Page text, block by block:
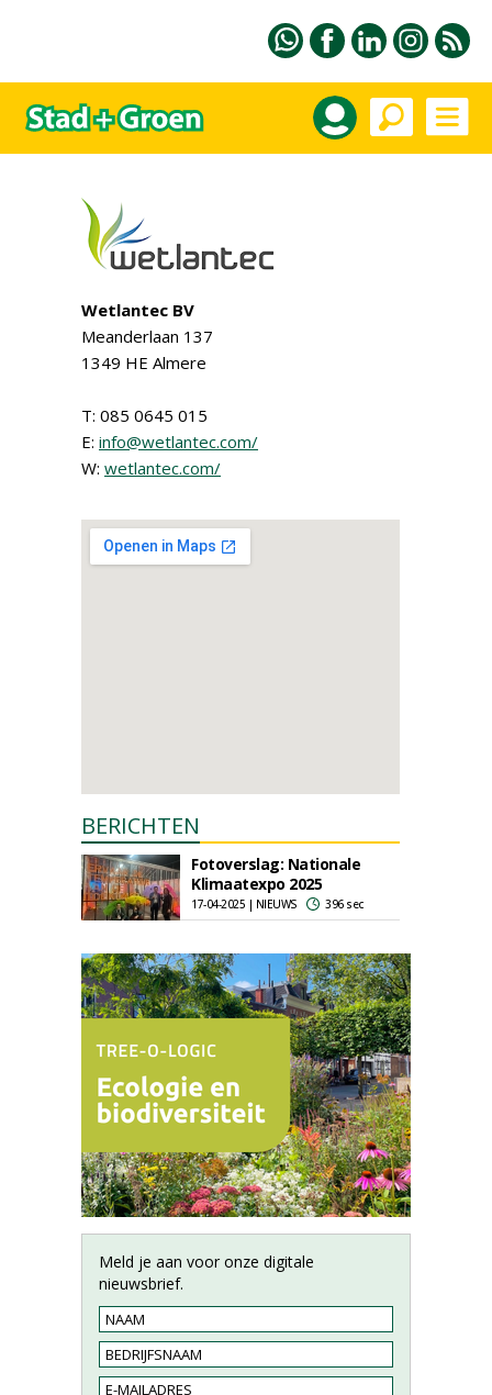
Wetlantec BV
Meanderlaan 137
1349 HE Almere
T: 085 0645 015
E: info@wetlantec.com/
W: wetlantec.com/
BERICHTEN
Fotoverslag: Nationale
Klimaatexpo 2025
17-04-2025 | NIEUWS 396 sec
Meld je aan voor onze digitale
nieuwsbrief.